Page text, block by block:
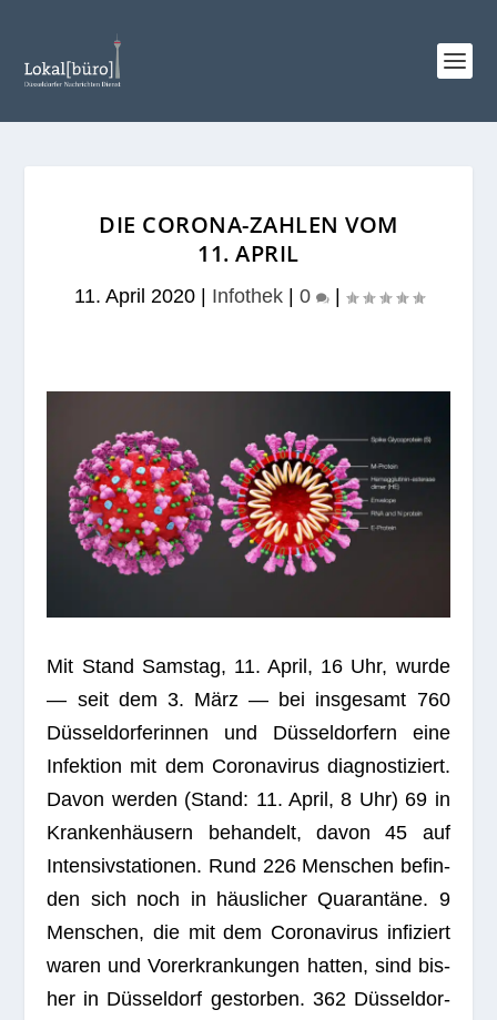
DIE CORONA-ZAHLEN VOM
11. APRIL
11. April 2020| Infothek| 0 |
Mit Stand Sams­tag, 11. April, 16 Uhr, wurde
— seit dem 3. März — bei ins­ge­samt 760
Düs­sel­dor­fe­rin­nen und Düs­sel­dor­fern eine
Infek­tion mit dem Coro­na­vi­rus dia­gnos­ti­ziert.
Davon wer­den (Stand: 11. April, 8 Uhr) 69 in
Kran­ken­häu­sern behan­delt, davon 45 auf
Inten­siv­sta­tio­nen. Rund 226 Men­schen befin­
den sich noch in häus­li­cher Qua­ran­täne. 9
Men­schen, die mit dem Coro­na­vi­rus infi­ziert
waren und Vor­er­kran­kun­gen hat­ten, sind bis­
her in Düs­sel­dorf gestor­ben. 362 Düs­sel­dor­